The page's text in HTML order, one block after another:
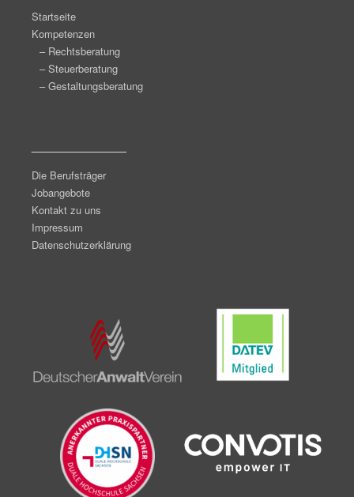
Startseite
Kompetenzen
– Rechtsberatung
– Steuerberatung
– Gestaltungsberatung
Die Berufsträger
Jobangebote
Kontakt zu uns
Impressum
Datenschutzerklärung